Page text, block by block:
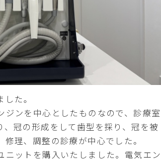
た。
ジンを中心としたものなので、診療室
冠の形成をして歯型を採り、冠を被
理、調整の診療が中心でした。
ニットを購入いたしました。電気エン